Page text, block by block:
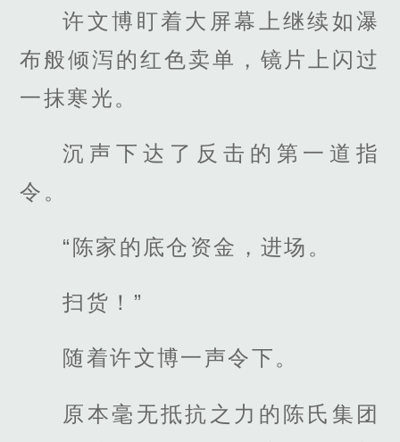
许文博盯着大屏幕上继续如瀑
布般倾泻的红色卖单，镜片上闪过
一抹寒光。
沉声下达了反击的第一道指
令。
“陈家的底仓资金，进场。
扫货！”
随着许文博一声令下。
原本毫无抵抗之力的陈氏集团